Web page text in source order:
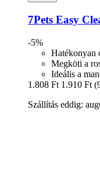
7Pets Easy
-5%
Hatékonyan
Megköti a
Ideális a
1.808 Ft 1.910 Ft
Szállítás eddig: